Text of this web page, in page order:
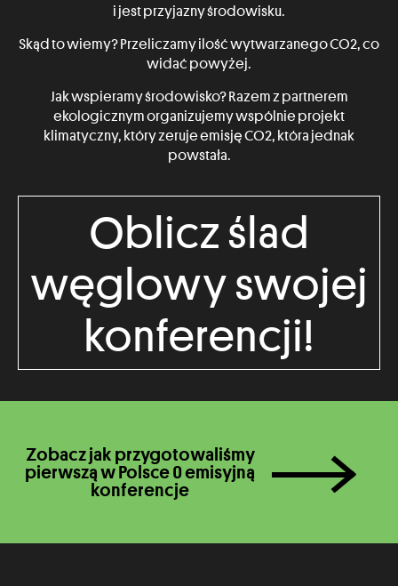
i jest przyjazny środowisku.
Skąd to wiemy? Przeliczamy ilość wytwarzanego CO2, co
widać powyżej.
Jak wspieramy środowisko? Razem z partnerem
ekologicznym organizujemy wspólnie projekt
klimatyczny, który zeruje emisję CO2, która jednak
powstała.
Oblicz ślad
węglowy swojej
konferencji!
Zobacz jak przygotowaliśmy
pierwszą w Polsce 0 emisyjną
konferencje